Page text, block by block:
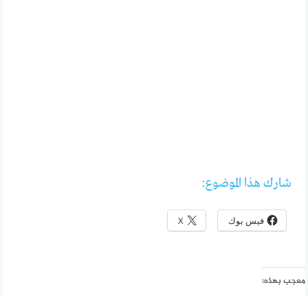
شارك هذا الموضوع:
فيس بوك X
معجب بهذه: